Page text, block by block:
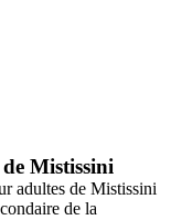
Mistissini
adultes de Mistissini
de la